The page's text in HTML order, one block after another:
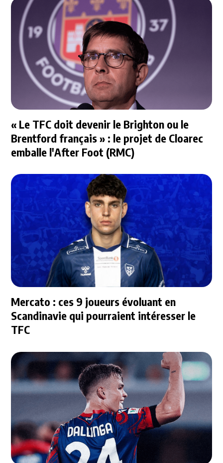
« Le TFC doit devenir le Brighton ou le
Brentford français » : le projet de Cloarec
emballe l'After Foot (RMC)
Mercato : ces 9 joueurs évoluant en
Scandinavie qui pourraient intéresser le
TFC